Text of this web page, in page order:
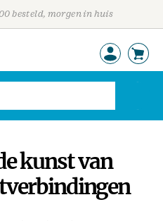
besteld, morgen in huis
kunst van